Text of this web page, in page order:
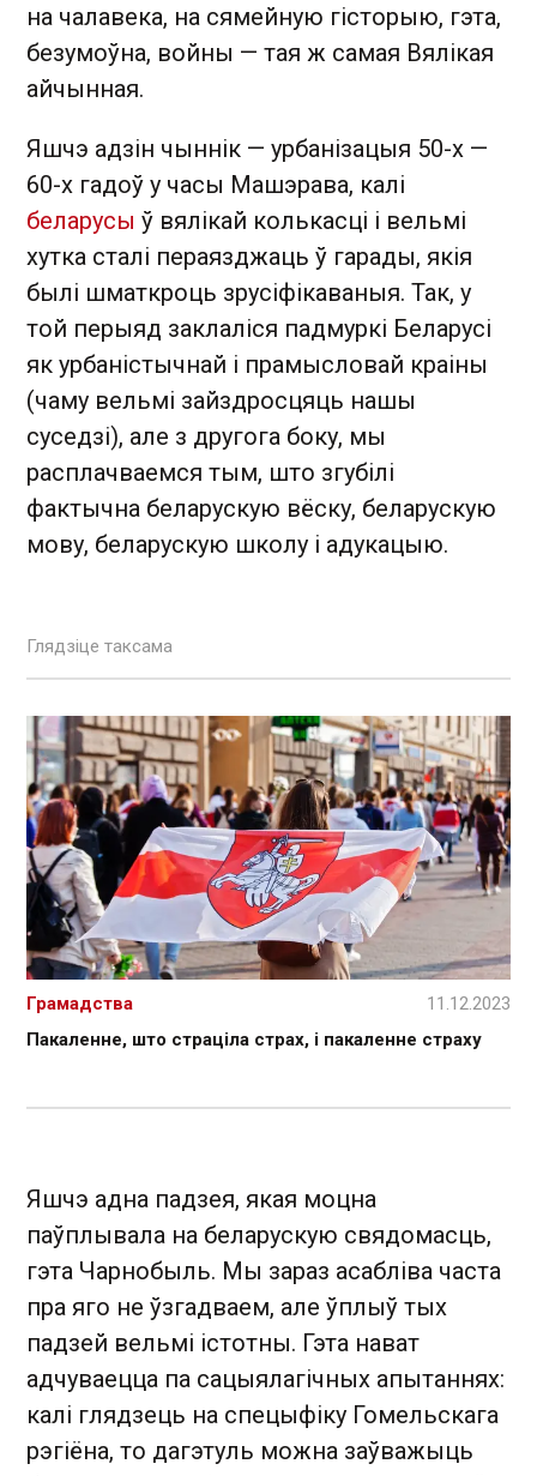
на чалавека, на сямейную гісторыю, гэта,
безумоўна, войны — тая ж самая Вялікая
айчынная.
Яшчэ адзін чыннік — урбанізацыя 50-х —
60-х гадоў у часы Машэрава, калі
беларусы ў вялікай колькасці і вельмі
хутка сталі пераязджаць ў гарады, якія
былі шматкроць зрусіфікаваныя. Так, у
той перыяд заклаліся падмуркі Беларусі
як урбаністычнай і прамысловай краіны
(чаму вельмі зайздросцяць нашы
суседзі), але з другога боку, мы
расплачваемся тым, што згубілі
фактычна беларускую вёску, беларускую
мову, беларускую школу і адукацыю.
Глядзіце таксама
Пакаленне, што страціла страх, і пакаленне страху
Грамадства 11.12.2023
Яшчэ адна падзея, якая моцна
паўплывала на беларускую свядомасць,
гэта Чарнобыль. Мы зараз асабліва часта
пра яго не ўзгадваем, але ўплыў тых
падзей вельмі істотны. Гэта нават
адчуваецца па сацыялагічных апытаннях:
калі глядзець на спецыфіку Гомельскага
рэгіёна, то дагэтуль можна заўважыць